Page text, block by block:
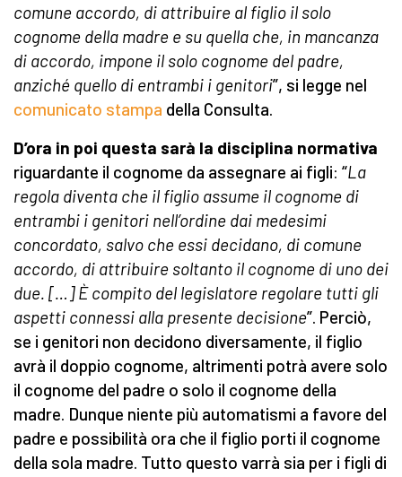
comune accordo, di attribuire al figlio il solo
cognome della madre e su quella che, in mancanza
di accordo, impone il solo cognome del padre,
anziché quello di entrambi i genitori”, si legge nel
comunicato stampa della Consulta.
D’ora in poi questa sarà la disciplina normativa
riguardante il cognome da assegnare ai figli: “La
regola diventa che il figlio assume il cognome di
entrambi i genitori nell’ordine dai medesimi
concordato, salvo che essi decidano, di comune
accordo, di attribuire soltanto il cognome di uno dei
due. […] È compito del legislatore regolare tutti gli
aspetti connessi alla presente decisione”. Perciò,
se i genitori non decidono diversamente, il figlio
avrà il doppio cognome, altrimenti potrà avere solo
il cognome del padre o solo il cognome della
madre. Dunque niente più automatismi a favore del
padre e possibilità ora che il figlio porti il cognome
della sola madre. Tutto questo varrà sia per i figli di